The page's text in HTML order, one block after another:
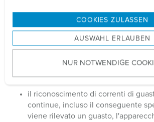
s
u
w
COOKIES ZULASSEN
AUSWAHL ERLAUBEN
NUR NOTWENDIGE
Con un cavo di ricarica mobile Modo 2,
di ricarica d'emergenza", un veicolo
essere caricato tramite qualsiasi presa
(Schuko) o presa CEE, nel caso in cui
una stazione di ricarica fissa. Qui l'unità
il riconoscimento di correnti di
continue, incluso il conseguente
viene rilevato un guasto,